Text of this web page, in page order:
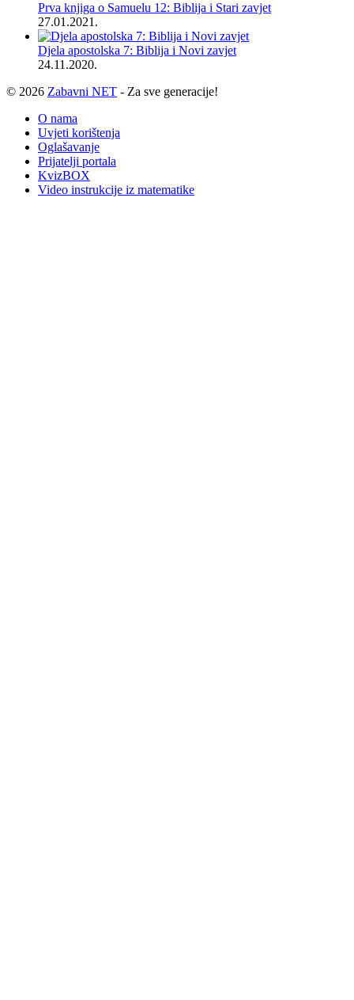
Prva knjiga o Samuelu 12: Biblija i Stari zavjet
27.01.2021.
Djela apostolska 7: Biblija i Novi zavjet
24.11.2020.
© 2026 Zabavni NET - Za sve generacije!
O nama
Uvjeti korištenja
Oglašavanje
Prijatelji portala
KvizBOX
Video instrukcije iz matematike